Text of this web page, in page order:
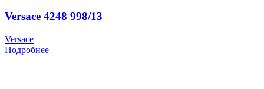
Versace 4248 998/13
Versace
Подробнее